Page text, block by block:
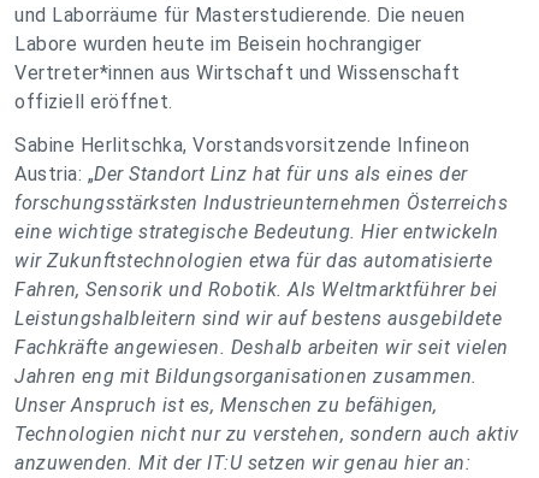
und Laborräume für Masterstudierende. Die neuen
Labore wurden heute im Beisein hochrangiger
Vertreter*innen aus Wirtschaft und Wissenschaft
offiziell eröffnet.
Sabine Herlitschka, Vorstandsvorsitzende Infineon
Austria: „Der Standort Linz hat für uns als eines der
forschungsstärksten Industrieunternehmen Österreichs
eine wichtige strategische Bedeutung. Hier entwickeln
wir Zukunftstechnologien etwa für das automatisierte
Fahren, Sensorik und Robotik. Als Weltmarktführer bei
Leistungshalbleitern sind wir auf bestens ausgebildete
Fachkräfte angewiesen. Deshalb arbeiten wir seit vielen
Jahren eng mit Bildungsorganisationen zusammen.
Unser Anspruch ist es, Menschen zu befähigen,
Technologien nicht nur zu verstehen, sondern auch aktiv
anzuwenden. Mit der IT:U setzen wir genau hier an: